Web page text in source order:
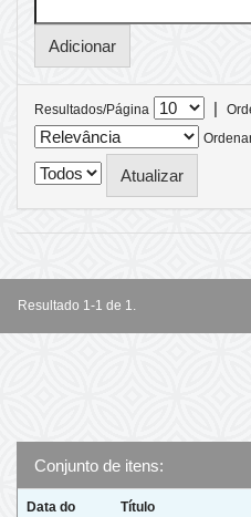
Resultados/Página |
Resultado 1-1 de 1.
Conjunto de itens:
Data do
Título